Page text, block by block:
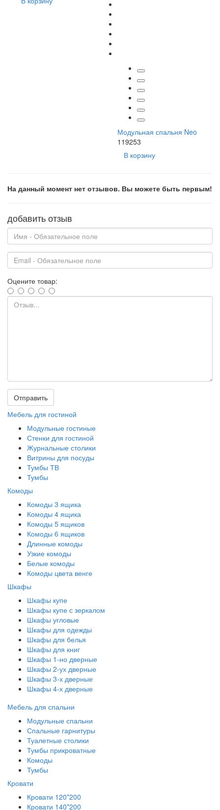
Модульная спальня Neo
119253
В корзину
На данный момент нет отзывов. Вы можете быть первым!
добавить отзыв
Оцените товар:
Отправить
Мебель для гостиной
Модульные гостиные
Стенки для гостиной
Журнальные столики
Витрины для посуды
Тумбы ТВ
Тумбы
Комоды
Комоды 3 ящика
Комоды 4 ящика
Комоды 5 ящиков
Комоды 6 ящиков
Длинные комоды
Узкие комоды
Белые комоды
Комоды цвета венге
Шкафы
Шкафы купе
Шкафы купе с зеркалом
Шкафы угловые
Шкафы для одежды
Шкафы для белья
Шкафы для книг
Шкафы 1-но дверные
Шкафы 2-ух дверные
Шкафы 3-х дверные
Шкафы 4-х дверные
Мебель для спальни
Модульные спальни
Спальные гарнитуры
Туалетные столики
Тумбы прикроватные
Комоды
Тумбы
Кровати
Кровати 120*200
Кровати 140*200